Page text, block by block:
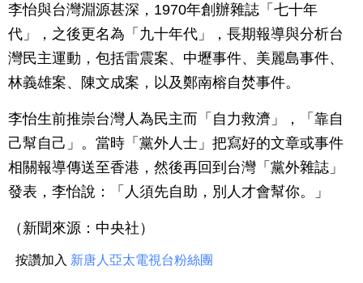
李怡與台灣淵源甚深，1970年創辦雜誌「七十年
代」，之後更名為「九十年代」，長期報導與分析台
灣民主運動，包括雷震案、中壢事件、美麗島事件、
林義雄案、陳文成案，以及鄭南榕自焚事件。
李怡生前推崇台灣人為民主而「自力救濟」，「靠自
己幫自己」。當時「黨外人士」把寫好的文章或事件
相關報導傳送至香港，然後再回到台灣「黨外雜誌」
發表，李怡說：「人須先自助，別人才會幫你。」
（新聞來源：中央社）
按讚加入 新唐人亞太電視台粉絲團